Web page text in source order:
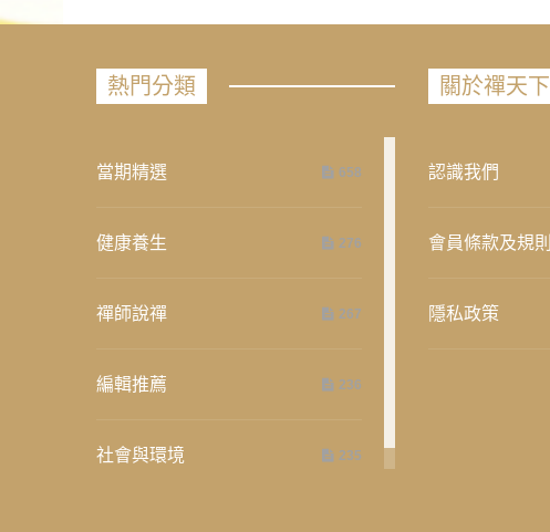
熱門分類
當期精選 658
健康養生 276
禪師說禪 267
編輯推薦 236
社會與環境 235
關於禪天下
認識我們
會員條款及規則
隱私政策